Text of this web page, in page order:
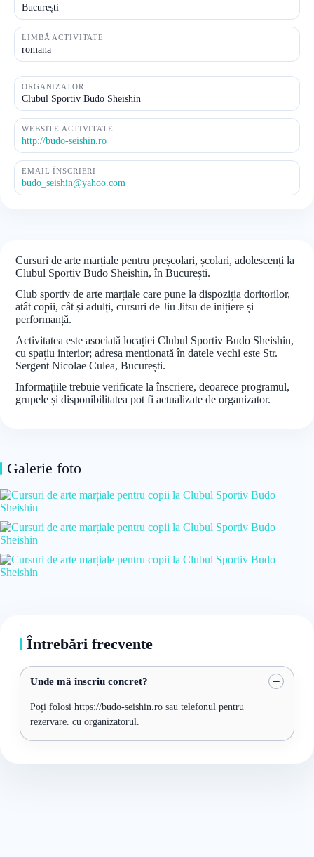
București
LIMBĂ ACTIVITATE
romana
ORGANIZATOR
Clubul Sportiv Budo Sheishin
WEBSITE ACTIVITATE
http://budo-seishin.ro
EMAIL ÎNSCRIERI
budo_seishin@yahoo.com
Cursuri de arte marțiale pentru preșcolari, școlari, adolescenți la
Clubul Sportiv Budo Sheishin, în București.
Club sportiv de arte marțiale care pune la dispoziția doritorilor,
atât copii, cât și adulți, cursuri de Jiu Jitsu de inițiere și
performanță.
Activitatea este asociată locației Clubul Sportiv Budo Sheishin,
cu spațiu interior; adresa menționată în datele vechi este Str.
Sergent Nicolae Culea, București.
Informațiile trebuie verificate la înscriere, deoarece programul,
grupele și disponibilitatea pot fi actualizate de organizator.
Galerie foto
Întrebări frecvente
Unde mă înscriu concret?
Poți folosi https://budo-seishin.ro sau telefonul pentru
rezervare. cu organizatorul.